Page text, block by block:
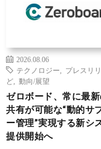
2026.08.06
テクノロジー
プレスリ
ど
動向/展望
ゼロボード、常に最
共有が可能な“動的サ
ー管理”実現する新シ
提供開始へ